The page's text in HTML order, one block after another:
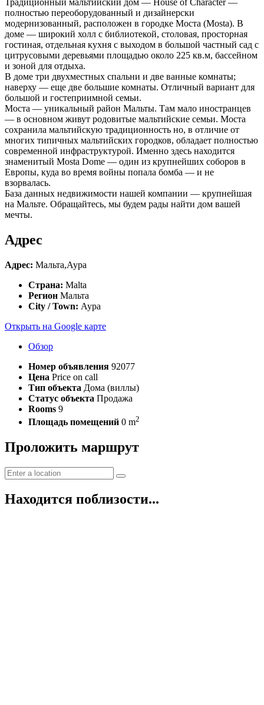
Традиционный мальтийский дом — House of Character —
полностью переоборудованный и дизайнерски
модернизованный, расположен в городке Моста (Mosta). В
доме — широкий холл с библиотекой, столовая, просторная
гостиная, отдельная кухня с выходом в большой частный сад с
цитрусовыми деревьями площадью около 225 кв.м, бассейном
и зоной для отдыха.
В доме три двухместных спальни и две ванные комнаты;
наверху — еще две большие комнаты. Отличный вариант для
большой и гостеприимной семьи.
Моста — уникальный район Мальты. Там мало иностранцев
— в основном живут родовитые мальтийские семьи. Моста
сохранила мальтийскую традиционность но, в отличие от
многих типичных мальтийских городков, обладает полностью
современной инфраструктурой. Именно здесь находится
знаменитый Mosta Dome — один из крупнейших соборов в
Европы, куда во время войны попала бомба — и не
взорвалась.
База данных недвижимости нашей компании — крупнейшая
на Мальте. Обращайтесь, мы будем рады найти дом вашей
мечты.
Адрес
Адрес: Мальта,Аура
Страна: Malta
Регион Мальта
City / Town: Аура
Открыть на Google карте
Обзор
Номер объявления 92077
Цена Price on call
Тип объекта Дома (виллы)
Статус объекта Продажа
Rooms 9
Площадь помещений 0 m2
Проложить маршрут
Находится поблизости...